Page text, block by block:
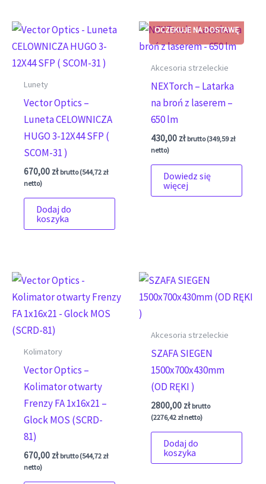
Lunety
Vector Optics –
Luneta CELOWNICZA
HUGO 3-12X44 SFP (
SCOM-31 )
670,00 zł brutto (544,72 zł
netto)
Dodaj do
koszyka
Akcesoria strzeleckie
NEXTorch – Latarka
na broń z laserem –
650 lm
430,00 zł brutto (349,59zł
netto)
Dowiedz się
więcej
Kolimatory
Vector Optics –
Kolimator otwarty
Frenzy FA 1x16x21 –
Glock MOS (SCRD-
81)
670,00 zł brutto (544,72 zł
netto)
Akcesoria strzeleckie
SZAFA SIEGEN
1500x700x430mm
(OD RĘKI )
2800,00 zł brutto
(2276,42 złnetto)
Dodaj do
koszyka